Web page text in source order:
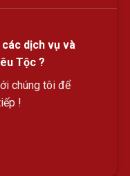
dịch vụ và
Tộc ?
chúng tôi để
!